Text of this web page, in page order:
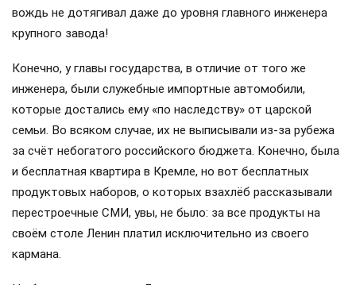
вождь не дотягивал даже до уровня главного инженера
крупного завода!
Конечно, у главы государства, в отличие от того же
инженера, были служебные импортные автомобили,
которые достались ему «по наследству» от царской
семьи. Во всяком случае, их не выписывали из-за рубежа
за счёт небогатого российского бюджета. Конечно, была
и бесплатная квартира в Кремле, но вот бесплатных
продуктовых наборов, о которых взахлёб рассказывали
перестроечные СМИ, увы, не было: за все продукты на
своём столе Ленин платил исключительно из своего
кармана.